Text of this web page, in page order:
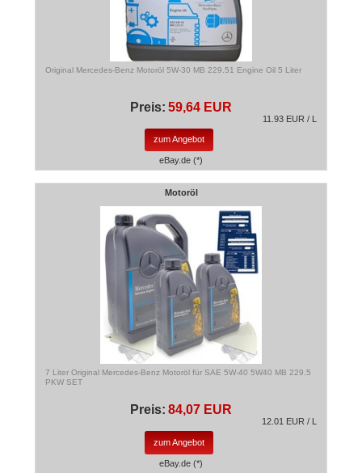
Original Mercedes-Benz Motoröl 5W-30 MB 229.51 Engine Oil 5 Liter
Preis: 59,64 EUR
11.93 EUR / L
zum Angebot
eBay.de (*)
Motoröl
7 Liter Original Mercedes-Benz Motoröl für SAE 5W-40 5W40 MB 229.5
PKW SET
Preis: 84,07 EUR
12.01 EUR / L
zum Angebot
eBay.de (*)